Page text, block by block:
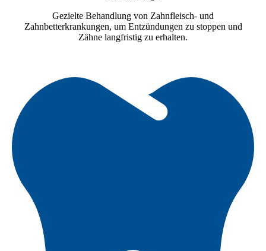
Gezielte Behandlung von Zahnfleisch- und
Zahnbetterkrankungen, um Entzündungen zu stoppen und
Zähne langfristig zu erhalten.